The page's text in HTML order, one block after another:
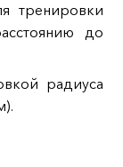
тренировки
до
радиуса